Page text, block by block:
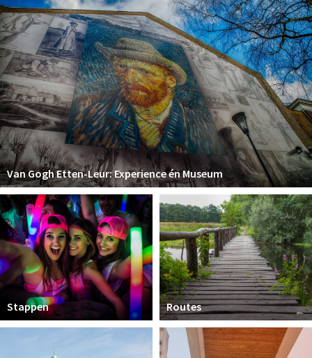
Van Gogh Etten-Leur: Experience én Museum
Stappen Routes